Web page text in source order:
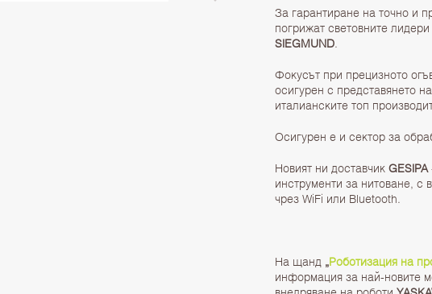
За гарантиране на точно и
погрижат световните
SIEGMUND.
Фокусът при прецизното
осигурен с представянето
италианските топ
Осигурен е и сектор за
Новият ни доставчик GESIPA
инструменти за нитоване, с
чрез WiFi или Bluetooth.
На щанд „Роботизация на
информация за най-новите